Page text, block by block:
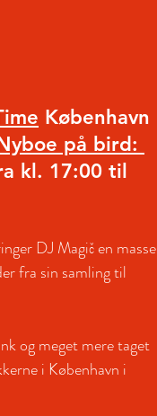
København
på bird:
kl. 17:00 til
DJ Magič en masse
fra sin samling til
og meget mere taget
i København i